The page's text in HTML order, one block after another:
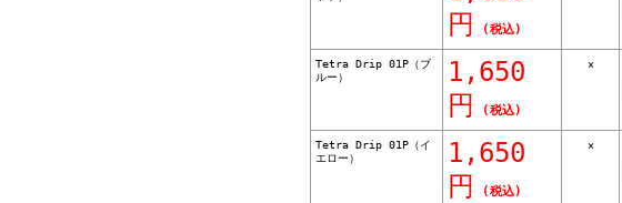
円
(税込)
Tetra Drip 01P（ブ
ルー）
1,650
円
(税込)
×
Tetra Drip 01P（イ
エロー）
1,650
円
(税込)
×